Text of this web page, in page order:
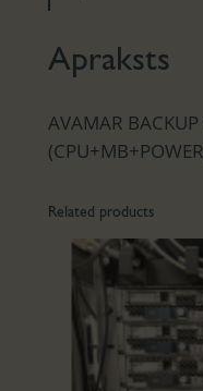
Apraksts
AVAMAR BACKUP
Related products